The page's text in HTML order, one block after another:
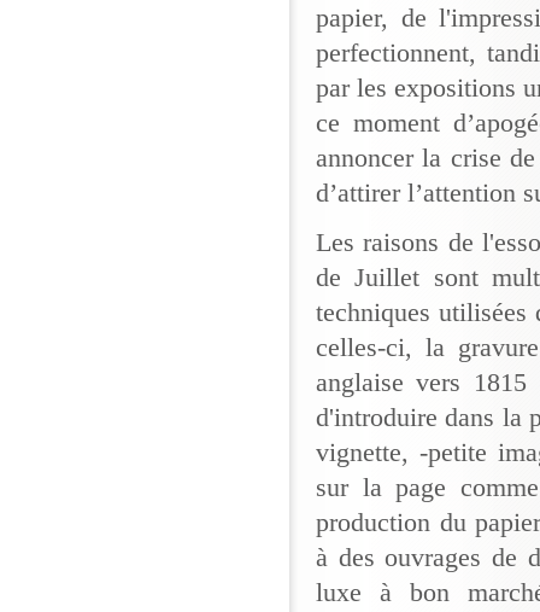
papier, de
perfectionnent,
par les expositions
ce moment
annoncer la crise
d’attirer l’attention
Les raisons de
de Juillet sont
techniques utilisées
celles-ci, la
anglaise vers 1815
d'introduire dans la
vignette, -petite
sur la page
production du
à des ouvrages de
luxe à bon